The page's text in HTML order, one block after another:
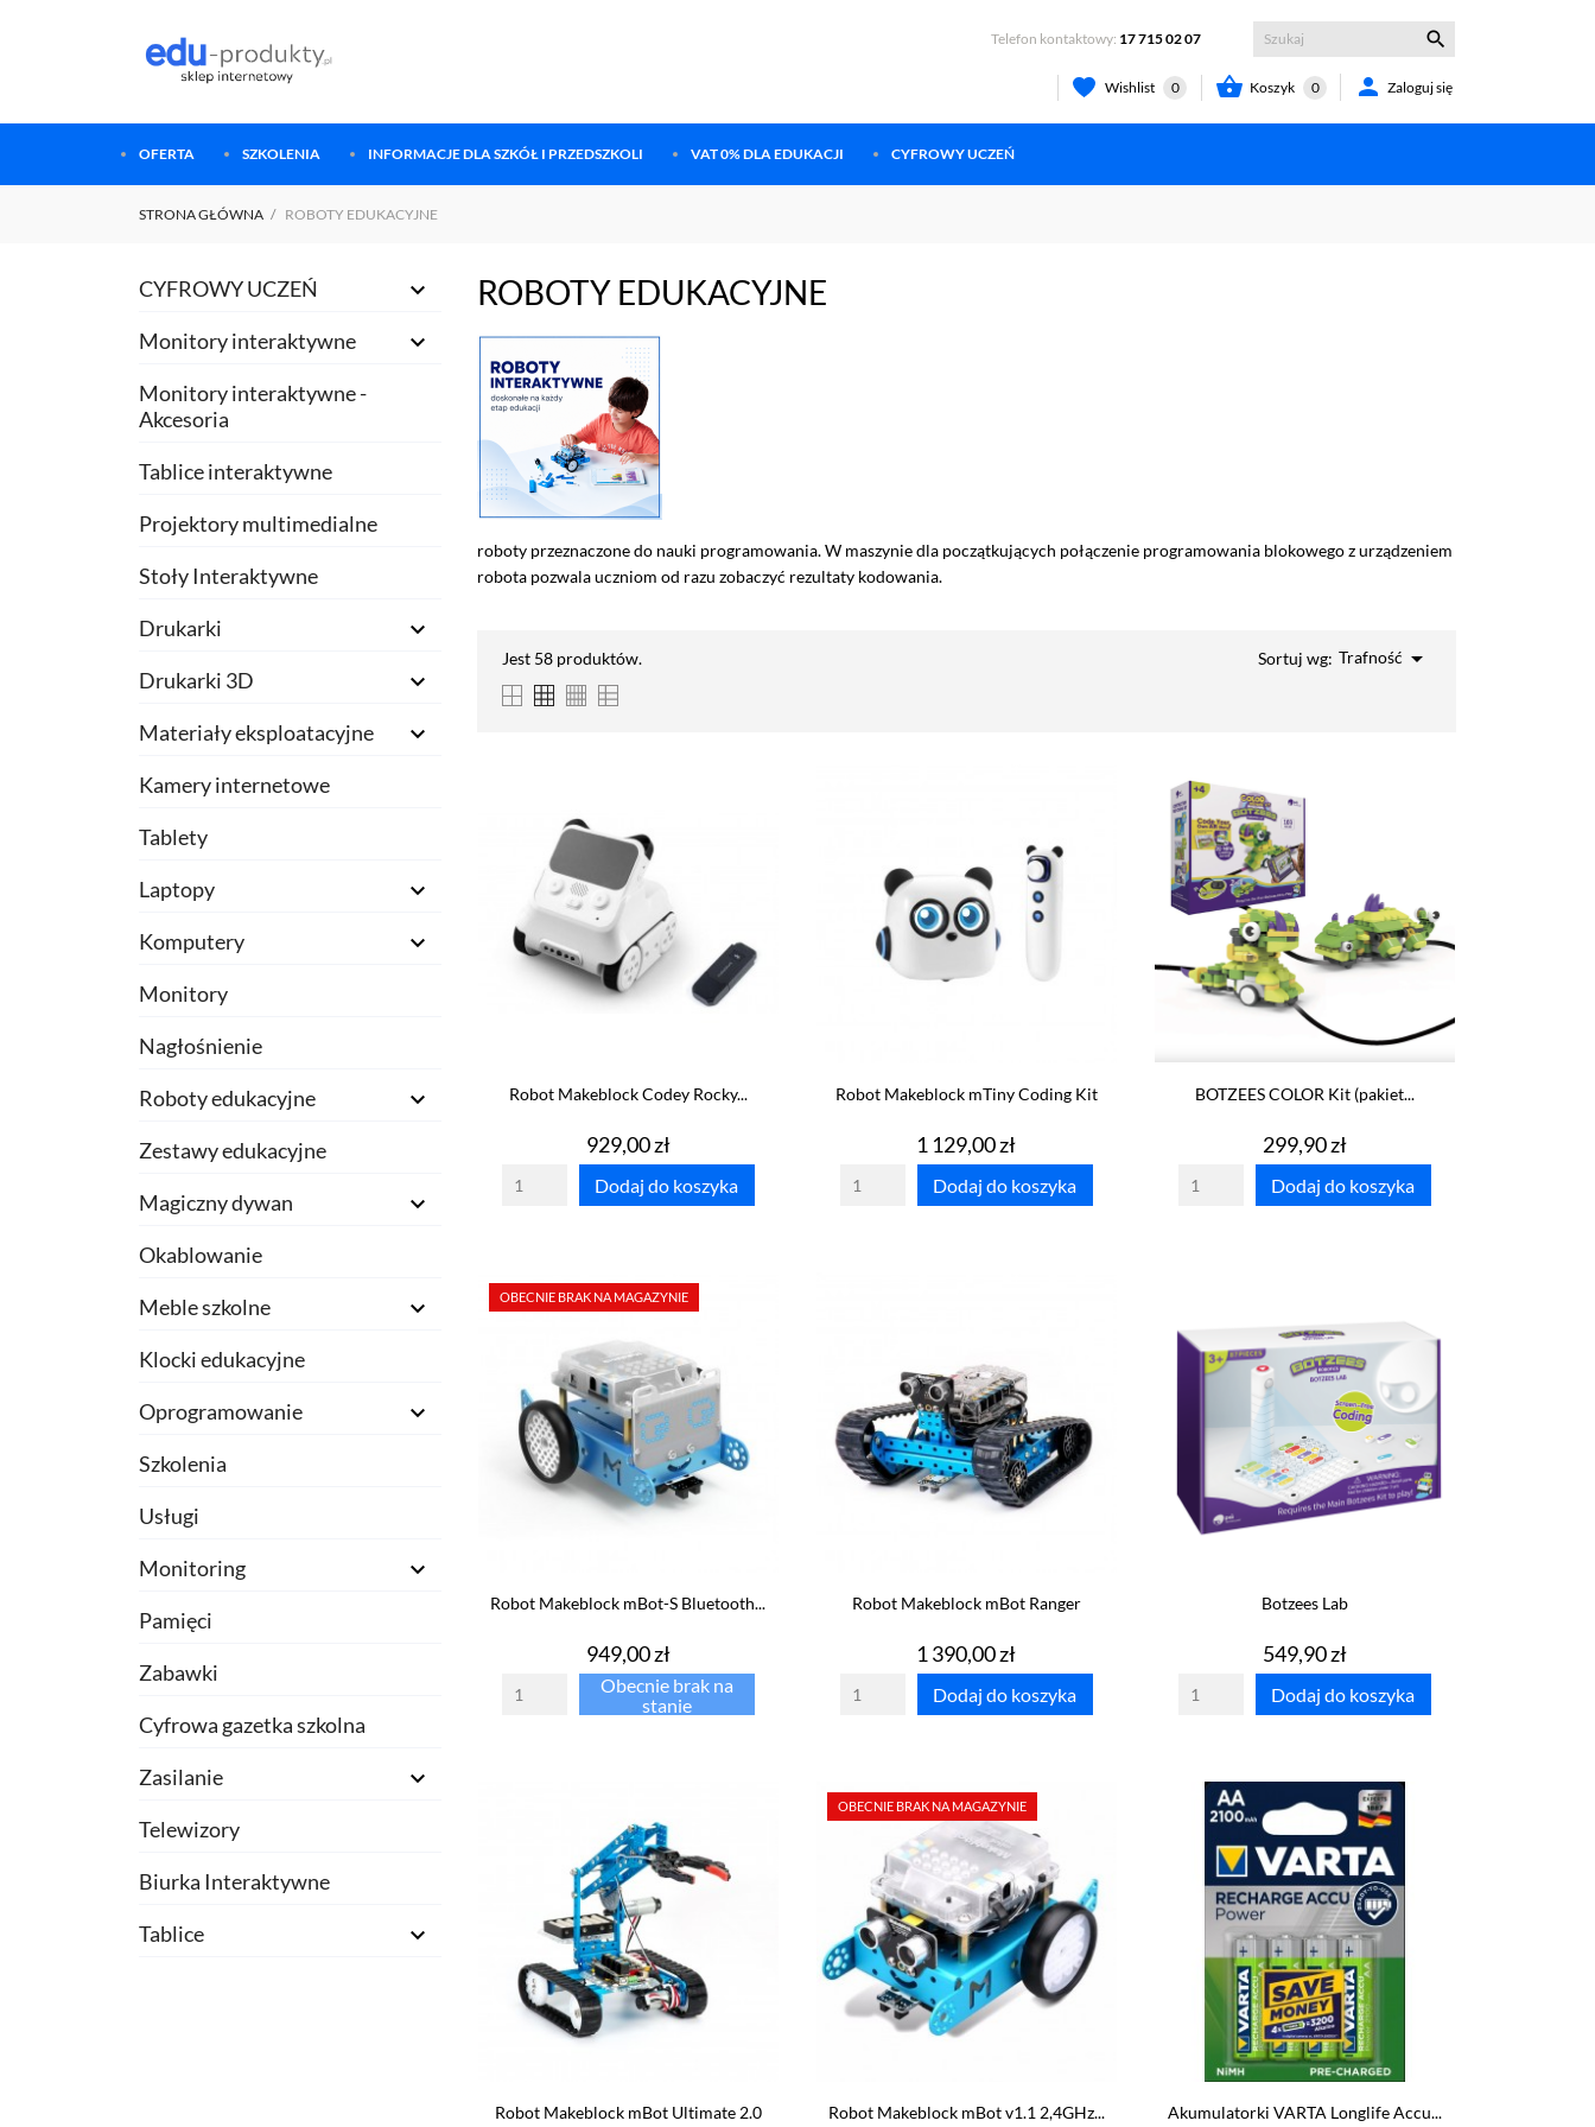
Telefon kontaktowy: 17 715 02 07 
Wishlist 0  Koszyk 0  Zaloguj się
OFERTA SZKOLENIA INFORMACJE DLA SZKÓŁ I PRZEDSZKOLI VAT 0% DLA EDUKACJI CYFROWY UCZEŃ
STRONA GŁÓWNA ROBOTY EDUKACYJNE
CYFROWY UCZEŃ 
Monitory interaktywne 
Monitory interaktywne -
Akcesoria
Tablice interaktywne
Projektory multimedialne
Stoły Interaktywne
Drukarki

Drukarki 3D 
Materiały eksploatacyjne 
Kamery internetowe
Tablety
Laptopy

Komputery 
Monitory
Nagłośnienie
Roboty edukacyjne

Zestawy edukacyjne
Magiczny dywan

Okablowanie
Meble szkolne

Klocki edukacyjne
Oprogramowanie

Szkolenia
Usługi
Monitoring

Pamięci
Zabawki
Cyfrowa gazetka szkolna
Zasilanie

Telewizory
Biurka Interaktywne
Tablice

ROBOTY EDUKACYJNE
roboty przeznaczone do nauki programowania. W maszynie dla początkujących połączenie programowania blokowego z urządzeniem
robota pozwala uczniom od razu zobaczyć rezultaty kodowania.
Jest 58 produktów. Sortuj wg: Trafność 
Robot Makeblock Codey Rocky...
Cena
929,00 zł
Dodaj do koszyka
Robot Makeblock mTiny Coding Kit
Cena
1 129,00 zł
Dodaj do koszyka
BOTZEES COLOR Kit (pakiet...
Cena
299,90 zł
Dodaj do koszyka
Robot Makeblock mBot-S Bluetooth...
Cena
949,00 zł
Obecnie brak na
stanie
OBECNIE BRAK NA MAGAZYNIE
Robot Makeblock mBot Ranger
Cena
1 390,00 zł
Dodaj do koszyka
Botzees Lab
Cena
549,90 zł
Dodaj do koszyka
Robot Makeblock mBot Ultimate 2.0 Robot Makeblock mBot v1.1 2,4GHz...
OBECNIE BRAK NA MAGAZYNIE
Akumulatorki VARTA Longlife Accu...